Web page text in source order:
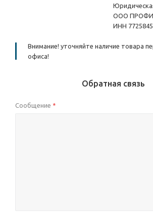
ООО
ИНН
Внимание! уточняйте наличие товара
офиса!
Обратная связь
Сообщение *